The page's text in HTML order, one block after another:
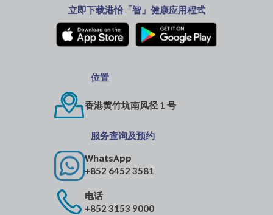
立即下载港怡「智」健康应用程式
位置
香港黄竹坑南风径 1 号
服务查询及预约
WhatsApp
+852 6452 3581
电话
+852 3153 9000